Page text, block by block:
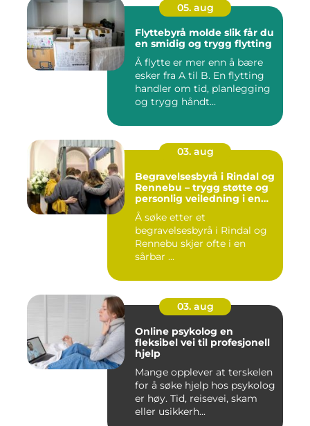
05. aug
Flyttebyrå molde slik får du
en smidig og trygg flytting
Å flytte er mer enn å bære
esker fra A til B. En flytting
handler om tid, planlegging
og trygg håndt...
03. aug
Begravelsesbyrå i Rindal og
Rennebu – trygg støtte og
personlig veiledning i en
vanskelig tid
Å søke etter et
begravelsesbyrå i Rindal og
Rennebu skjer ofte i en
sårbar ...
03. aug
Online psykolog en
fleksibel vei til profesjonell
hjelp
Mange opplever at terskelen
for å søke hjelp hos psykolog
er høy. Tid, reisevei, skam
eller usikkerh...